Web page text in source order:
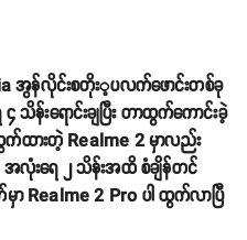
အွန်လိုင်းစတိုး့ပလက်ဖောင်းတစ်ခု
းရောင်းချပြီး တာထွက်ကောင်းခဲ့
ထွက်ထားတဲ့ Realme 2 မှာလည်း
လုံးရေ ၂ သိန်းအထိ စံချိန်တင်
ာ Realme 2 Pro ပါ ထွက်လာပြီ